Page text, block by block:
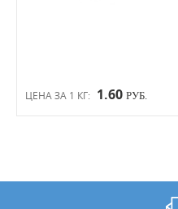
ЦЕНА ЗА 1 КГ: 1.60 РУБ.